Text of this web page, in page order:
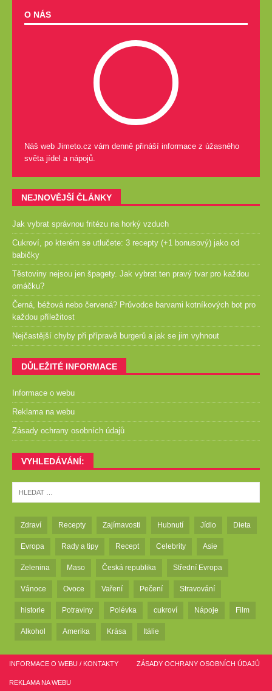
O NÁS
Náš web Jimeto.cz vám denně přináší informace z úžasného
světa jídel a nápojů.
NEJNOVĚJŠÍ ČLÁNKY
Jak vybrat správnou fritézu na horký vzduch
Cukroví, po kterém se utlučete: 3 recepty (+1 bonusový) jako od
babičky
Těstoviny nejsou jen špagety. Jak vybrat ten pravý tvar pro každou
omáčku?
Černá, béžová nebo červená? Průvodce barvami kotníkových bot pro
každou příležitost
Nejčastější chyby při přípravě burgerů a jak se jim vyhnout
DŮLEŽITÉ INFORMACE
Informace o webu
Reklama na webu
Zásady ochrany osobních údajů
VYHLEDÁVÁNÍ:
Zdraví Recepty Zajímavosti Hubnutí Jídlo Dieta
Evropa Rady a tipy Recept Celebrity Asie
Zelenina Maso Česká republika Střední Evropa
Vánoce Ovoce Vaření Pečení Stravování
historie Potraviny Polévka cukroví Nápoje Film
Alkohol Amerika Krása Itálie
INFORMACE O WEBU / KONTAKTY ZÁSADY OCHRANY OSOBNÍCH ÚDAJŮ
REKLAMA NA WEBU